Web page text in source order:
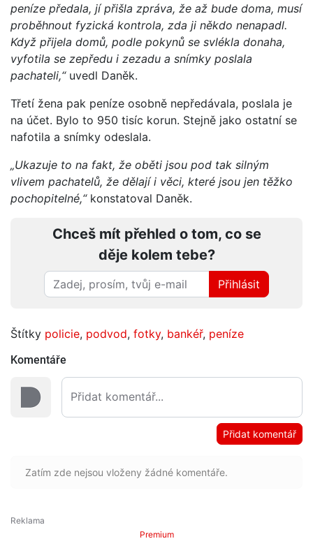
peníze předala, jí přišla zpráva, že až bude doma, musí
proběhnout fyzická kontrola, zda ji někdo nenapadl.
Když přijela domů, podle pokynů se svlékla donaha,
vyfotila se zepředu i zezadu a snímky poslala
pachateli,“uvedl Daněk.
Třetí žena pak peníze osobně nepředávala, poslala je
na účet. Bylo to 950 tisíc korun. Stejně jako ostatní se
nafotila a snímky odeslala.
„Ukazuje to na fakt, že oběti jsou pod tak silným
vlivem pachatelů, že dělají i věci, které jsou jen těžko
pochopitelné,“konstatoval Daněk.
Chceš mít přehled o tom, co se
děje kolem tebe?
Přihlásit
Štítky policie, podvod, fotky, bankéř, peníze
Komentáře
Přidat komentář
Zatím zde nejsou vloženy žádné komentáře.
Premium